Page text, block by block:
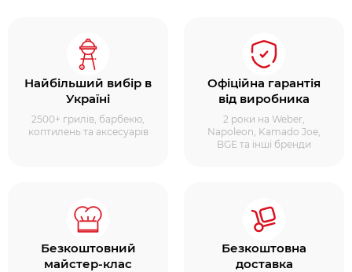
Найбільший вибір в
Україні
2500+ грилів, барбекю,
коптилень та аксесуарів
Офіційна гарантія
від виробника
2 роки на Weber,
Napoleon, Kamado Joe,
BGE та інші бренди
Безкоштовний
майстер-клас
Безкоштовна
доставка